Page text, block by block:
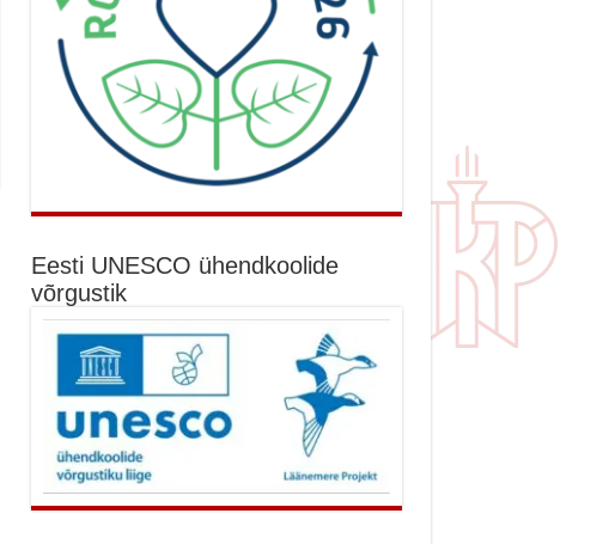
Eesti UNESCO ühendkoolide
võrgustik